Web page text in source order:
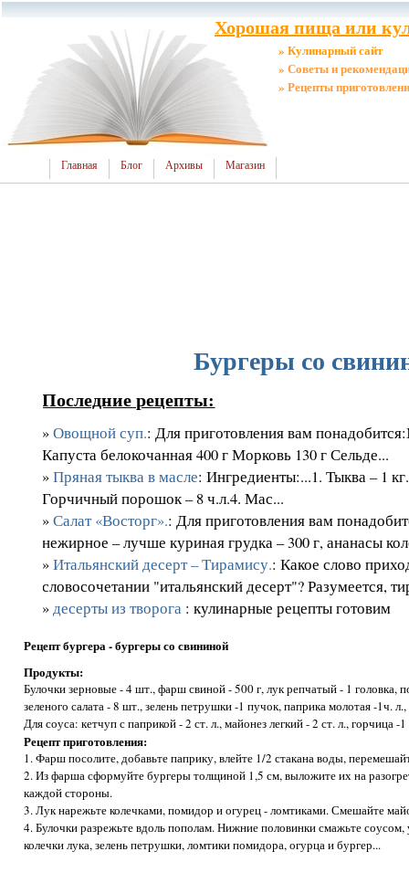
Хорошая пища или
» Кулинарный сайт
» Советы и
» Рецепты
Главная Блог Архивы Магазин
Бургеры со
Последние рецепты:
»Овощной суп.: Для приготовления вам
Капуста белокочанная 400 г Морковь 130 г Сельде...
»Пряная тыква в масле: Ингредиенты:...1. Тыква – 1
Горчичный порошок – 8 ч.л.4. Мас...
»Салат «Восторг».: Для приготовления вам
нежирное – лучше куриная грудка – 300 г, ананасы
»Итальянский десерт – Тирамису.: Какое слово
словосочетании "итальянский десерт"? Разумеется,
»десерты из творога : кулинарные рецепты готовим
Рецепт бургера - бургеры со свининой
Продукты:
Булочки зерновые - 4 шт., фарш свиной - 500 г, лук репчатый - 1 головка,
зеленого салата - 8 шт., зелень петрушки -1 пучок, паприка молотая -1ч. л.,
Для соуса: кетчуп с паприкой - 2 ст. л., майонез легкий - 2 ст. л., горчица -
Рецепт приготовления:
1. Фарш посолите, добавьте паприку, влейте 1/2 стакана воды,
2. Из фарша сформуйте бургеры толщиной 1,5 см, выложите их на
каждой стороны.
3. Лук нарежьте колечками, помидор и огурец - ломтиками. Смешайте
4. Булочки разрежьте вдоль пополам. Нижние половинки смажьте соусом,
колечки лука, зелень петрушки, ломтики помидора, огурца и бургер...